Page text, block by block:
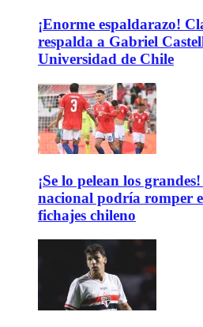
¡Enorme espaldarazo!
respalda a Gabriel
Universidad de Chile
¡Se lo pelean los
nacional podría romper
fichajes chileno